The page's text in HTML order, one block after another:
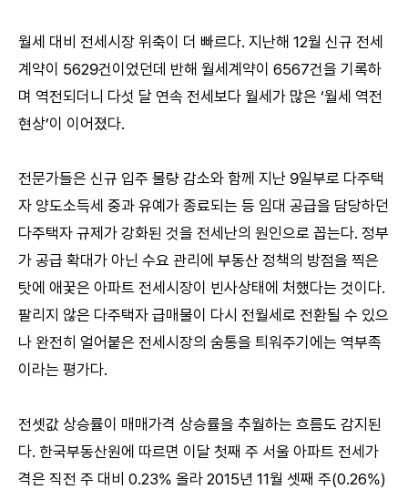
월세 대비 전세시장 위축이 더 빠르다. 지난해 12월 신규 전세
계약이 5629건이었던데 반해 월세계약이 6567건을 기록하
며 역전되더니 다섯 달 연속 전세보다 월세가 많은 ‘월세 역전
현상’이 이어졌다.
전문가들은 신규 입주 물량 감소와 함께 지난 9일부로 다주택
자 양도소득세 중과 유예가 종료되는 등 임대 공급을 담당하던
다주택자 규제가 강화된 것을 전세난의 원인으로 꼽는다. 정부
가 공급 확대가 아닌 수요 관리에 부동산 정책의 방점을 찍은
탓에 애꿎은 아파트 전세시장이 빈사상태에 처했다는 것이다.
팔리지 않은 다주택자 급매물이 다시 전월세로 전환될 수 있으
나 완전히 얼어붙은 전세시장의 숨통을 틔워주기에는 역부족
이라는 평가다.
전셋값 상승률이 매매가격 상승률을 추월하는 흐름도 감지된
다. 한국부동산원에 따르면 이달 첫째 주 서울 아파트 전세가
격은 직전 주 대비 0.23% 올라 2015년 11월 셋째 주(0.26%)